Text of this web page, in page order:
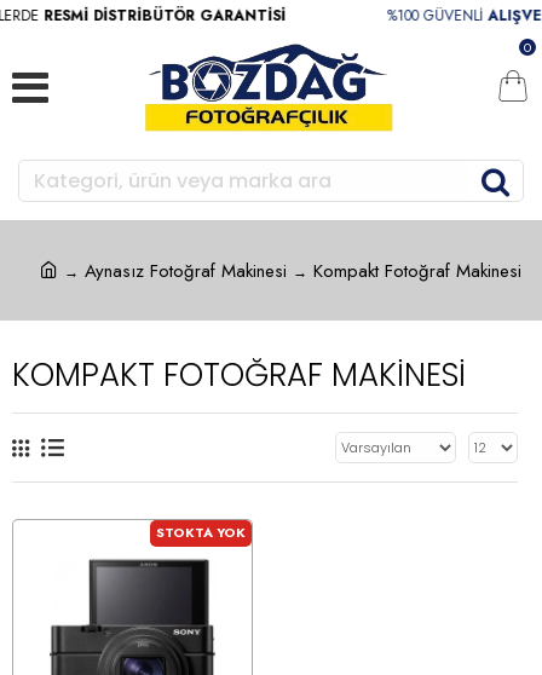
RESMİ DİSTRİBÜTÖR GARANTİSİ %100 GÜVENLİ
0
Aynasız Fotoğraf Makinesi Kompakt Fotoğraf Makinesi
KOMPAKT FOTOĞRAF MAKINESI
STOKTA YOK